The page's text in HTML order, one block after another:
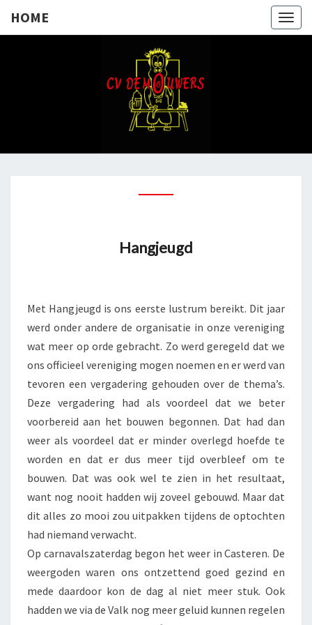
HOME
HOME
Hangjeugd
Met Hangjeugd is ons eerste lustrum bereikt. Dit jaar
werd onder andere de organisatie in onze vereniging
wat meer op orde gebracht. Zo werd geregeld dat we
ons officieel vereniging mogen noemen en er werd van
tevoren een vergadering gehouden over de thema’s.
Deze vergadering had als voordeel dat we beter
voorbereid aan het bouwen begonnen. Dat had dan
weer als voordeel dat er minder overlegd hoefde te
worden en dat er dus meer tijd overbleef om te
bouwen. Dat was ook wel te zien in het resultaat,
want nog nooit hadden wij zoveel gebouwd. Maar dat
dit alles zo mooi zou uitpakken tijdens de optochten
had niemand verwacht.
Op carnavalszaterdag begon het weer in Casteren. De
weergoden waren ons ontzettend goed gezind en
mede daardoor kon de dag al niet meer stuk. Ook
hadden we via de Valk nog meer geluid kunnen regelen